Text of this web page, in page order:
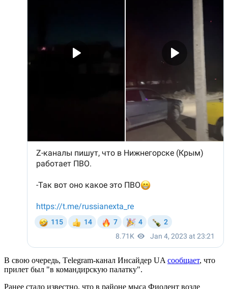
В свою очередь, Тelegram-канал Инсайдер UA сообщает, что
прилет был "в командирскую палатку".
Ранее стало известно, что в районе мыса Фиолент возле